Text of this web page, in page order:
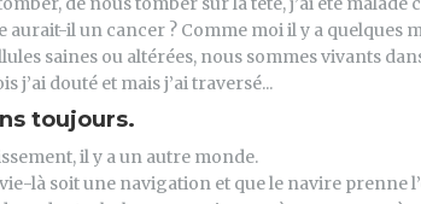
aurait-il un cancer ? Comme moi il y a quelques
saines ou altérées, nous sommes vivants
j’ai douté et mais j’ai traversé...
toujours.
il y a un autre monde.
là soit une navigation et que le navire prenne